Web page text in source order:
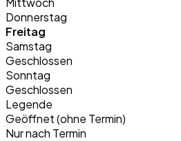
Donnerstag
Freitag
Samstag
Geschlossen
Sonntag
Geschlossen
Legende
Geöffnet (ohne Termin)
Nur nach Termin